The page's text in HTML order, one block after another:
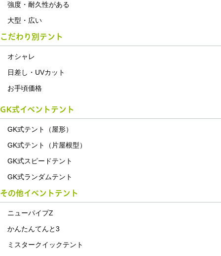
強度・耐久性がある
大型・広い
こだわり別テント
オシャレ
日差し・UVカット
お手頃価格
GK式イベントテント
GK式テント（屋形）
GK式テント（片屋根型）
GK式スピードテント
GK式ランダムテント
その他イベントテント
ニューパイプZ
かんたんてんと3
ミスタークイックテント